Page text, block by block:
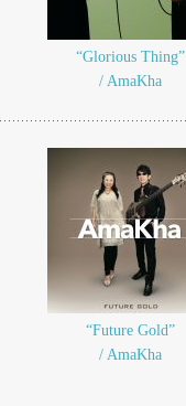
“Glorious Thing”
/ AmaKha
“Future Gold”
/ AmaKha